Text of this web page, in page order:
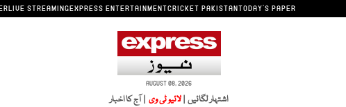
LIVE STREAMINGEXPRESS ENTERTAINMENTCRICKET PAKISTANTODAY'S PAPER
AUGUST 08, 2026
اشتہار لگائیں | | آج کا اخبار